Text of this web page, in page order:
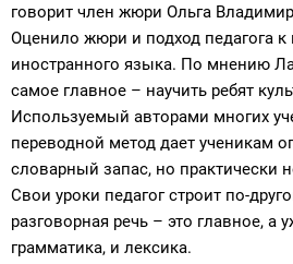
говорит член жюри Ольга
Оценило жюри и подход педагога
иностранного языка. По мнению
самое главное – научить ребят
Используемый авторами многих
переводной метод дает ученикам
словарный запас, но практически
Свои уроки педагог строит по-
разговорная речь – это главное, а
грамматика, и лексика.